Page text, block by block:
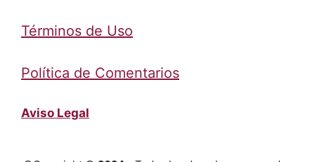
Términos de Uso
Política de Comentarios
Aviso Legal